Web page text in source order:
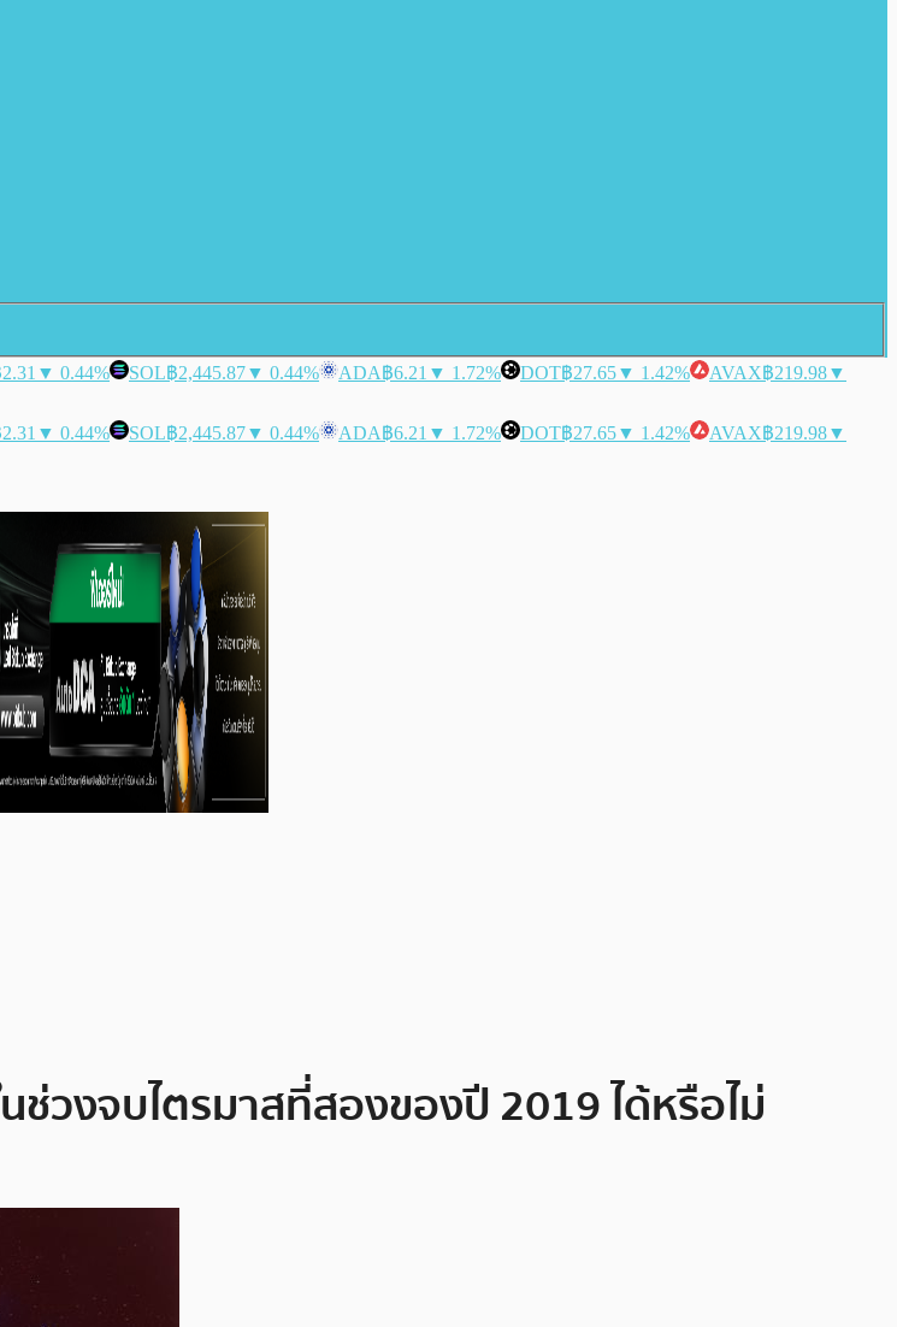
▼ 0.44% SOL฿2,445.87▼ 0.44% ADA฿6.21 ▼ 1.72% DOT฿27.65▼ 1.42% AVAX฿219.98▼
▼ 0.44% SOL฿2,445.87▼ 0.44% ADA฿6.21 ▼ 1.72% DOT฿27.65▼ 1.42% AVAX฿219.98▼
วงจบไตรมาสที่สองของปี 2019 ได้หรือไม่